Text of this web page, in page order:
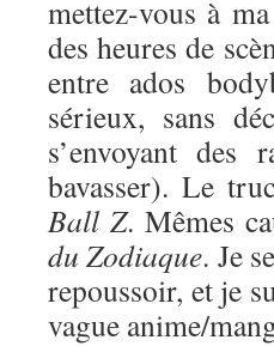
mettez-vous à
des heures de
entre ados
sérieux, sans
s’envoyant
bavasser). Le
Ball Z. Mêmes
du Zodiaque. Je
repoussoir, et je
vague anime/